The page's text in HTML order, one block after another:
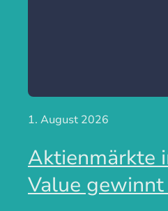
1. August 2026
Aktienmärkte
Value